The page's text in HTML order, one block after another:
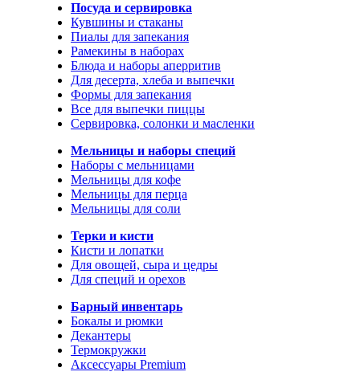
Посуда и сервировка
Кувшины и стаканы
Пиалы для запекания
Рамекины в наборах
Блюда и наборы аперритив
Для десерта, хлеба и выпечки
Формы для запекания
Все для выпечки пиццы
Сервировка, солонки и масленки
Мельницы и наборы специй
Наборы с мельницами
Мельницы для кофе
Мельницы для перца
Мельницы для соли
Терки и кисти
Кисти и лопатки
Для овощей, сыра и цедры
Для специй и орехов
Барный инвентарь
Бокалы и рюмки
Декантеры
Термокружки
Аксессуары Premium